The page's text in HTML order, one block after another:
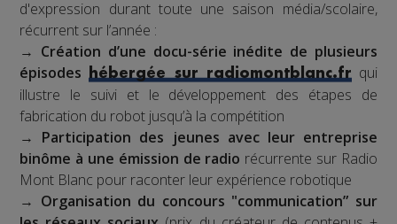
d'expression durant toute une saison média/scolaire,
récurrent sur l’année :
→ Création d’une docu-série inédite de plusieurs
épisodes
hébergée sur radiomontblanc.frqui
illustre le suivi et le développement des étapes de
fabrication du robot jusqu’à la compétition
→ Participation des jeunes avec leur entreprise
binôme à une émission de radio récurrente sur Radio
Mont Blanc pour raconter leur expérience robotique
→ Organisation du concours "communication” sur